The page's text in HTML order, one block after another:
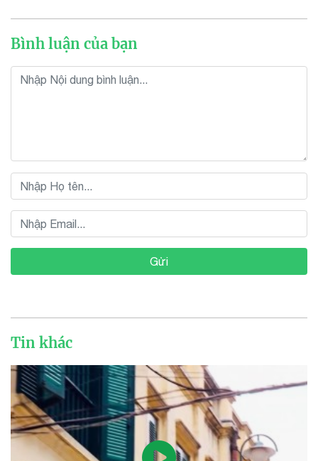
Bình luận của bạn
Gửi
Tin khác